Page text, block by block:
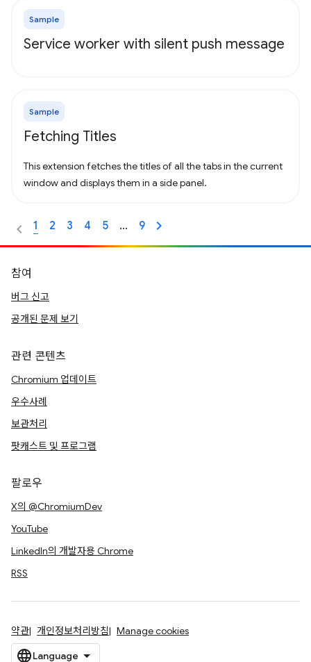
Sample
Service worker with silent push message
Sample
Fetching Titles
This extension fetches the titles of all the tabs in the current
window and displays them in a side panel.
1 2 3 4 5 … 9
참여
버그 신고
공개된 문제 보기
관련 콘텐츠
Chromium 업데이트
우수사례
보관처리
팟캐스트 및 프로그램
팔로우
X의 @ChromiumDev
YouTube
LinkedIn의 개발자용 Chrome
RSS
약관 개인정보처리방침 Manage cookies